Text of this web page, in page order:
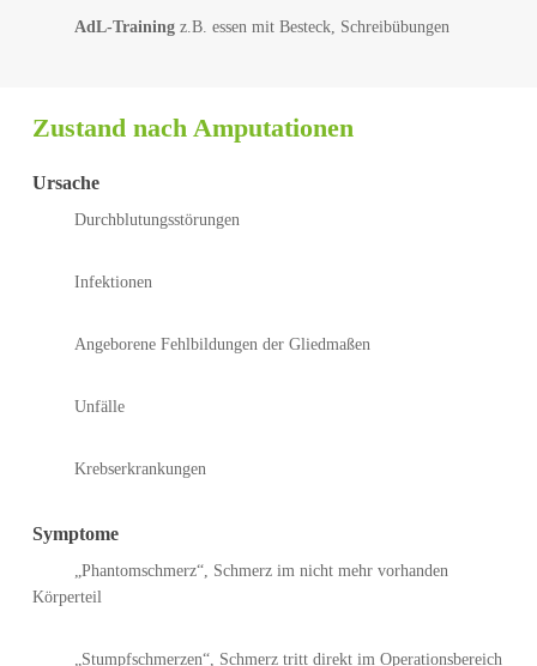
AdL-Training z.B. essen mit Besteck, Schreibübungen
Zustand nach Amputationen
Ursache
Durchblutungsstörungen
Infektionen
Angeborene Fehlbildungen der Gliedmaßen
Unfälle
Krebserkrankungen
Symptome
„Phantomschmerz“, Schmerz im nicht mehr vorhanden
Körperteil
„Stumpfschmerzen“, Schmerz tritt direkt im Operationsbereich